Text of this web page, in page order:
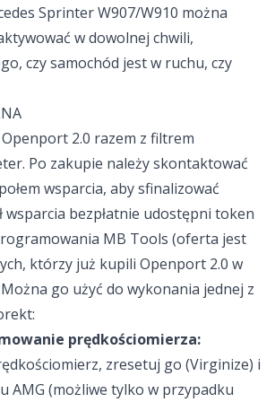
Sprinter W907/W910 można
w dowolnej chwili,
czy samochód jest w ruchu, czy
2.0 razem z filtrem
Po zakupie należy skontaktować
wsparcia, aby sfinalizować
wsparcia bezpłatnie udostępni token
MB Tools (oferta jest
którzy już kupili Openport 2.0 w
go użyć do wykonania jednej z
prędkościomierza:
zresetuj go (Virginize) i
AMG (możliwe tylko w przypadku